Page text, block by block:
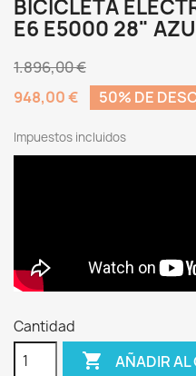
BICICLETA
E6 E5000 28"
1.896,00 €
948,00 €
50% DE
Impuestos incluidos
Cantidad
 AÑADIR AL